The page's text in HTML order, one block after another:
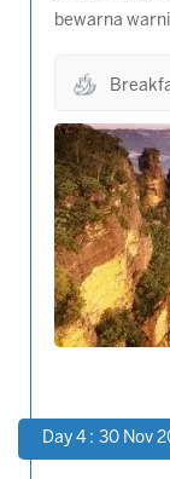
bewarna
Day 4 : 30 Nov